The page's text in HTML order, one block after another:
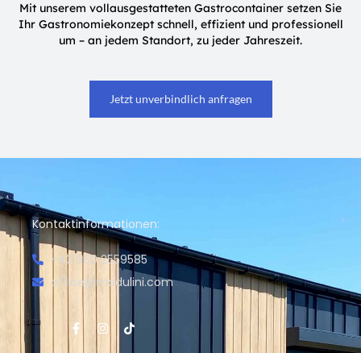
Mit unserem vollausgestatteten Gastrocontainer setzen Sie
Ihr Gastronomiekonzept schnell, effizient und professionell
um – an jedem Standort, zu jeder Jahreszeit.
Jetzt unverbindlich anfragen
Kontaktinformationen:
+43 660 2559585
office@modulini.com